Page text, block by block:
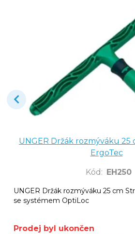
UNGER Držák rozmýváku 25
ErgoTec
Kód : EH250
UNGER Držák rozmýváku 25 cm
se systémem OptiLoc
Prodej byl ukončen